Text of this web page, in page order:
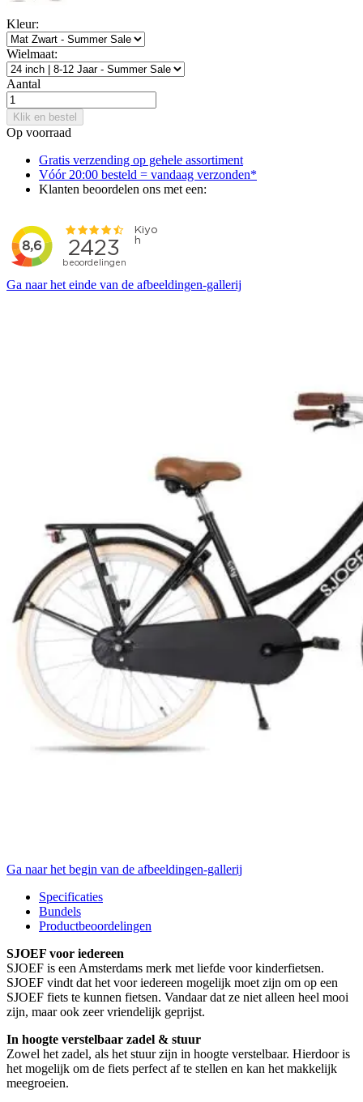
Kleur:
Wielmaat:
Aantal
Klik en bestel
Op voorraad
Gratis verzending op gehele assortiment
Vóór 20:00 besteld = vandaag verzonden*
Klanten beoordelen ons met een:
Ga naar het einde van de afbeeldingen-gallerij
Ga naar het begin van de afbeeldingen-gallerij
Specificaties
Bundels
Productbeoordelingen
SJOEF voor iedereen
SJOEF is een Amsterdams merk met liefde voor kinderfietsen.
SJOEF vindt dat het voor iedereen mogelijk moet zijn om op een
SJOEF fiets te kunnen fietsen. Vandaar dat ze niet alleen heel mooi
zijn, maar ook zeer vriendelijk geprijst.
In hoogte verstelbaar zadel & stuur
Zowel het zadel, als het stuur zijn in hoogte verstelbaar. Hierdoor is
het mogelijk om de fiets perfect af te stellen en kan het makkelijk
meegroeien.